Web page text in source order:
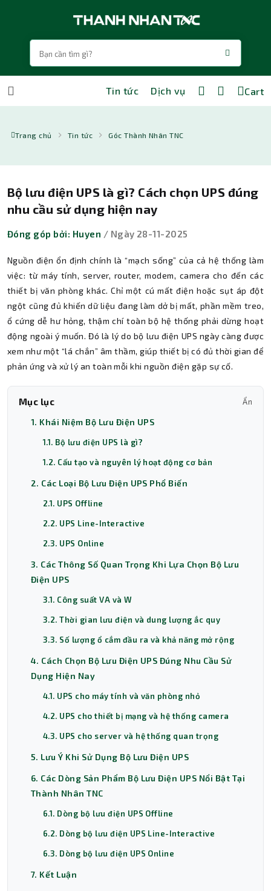
Tin tức Dịch vụ Cart
Trang chủ Tin tức Góc Thành Nhân TNC
Bộ lưu điện UPS là gì? Cách chọn UPS đúng
nhu cầu sử dụng hiện nay
Đóng góp bởi: Huyen / Ngày 28-11-2025
Nguồn điện ổn định chính là “mạch sống” của cả hệ thống làm
việc: từ máy tính, server, router, modem, camera cho đến các
thiết bị văn phòng khác. Chỉ một cú mất điện hoặc sụt áp đột
ngột cũng đủ khiến dữ liệu đang làm dở bị mất, phần mềm treo,
ổ cứng dễ hư hỏng, thậm chí toàn bộ hệ thống phải dừng hoạt
động ngoài ý muốn. Đó là lý do bộ lưu điện UPS ngày càng được
xem như một “lá chắn” âm thầm, giúp thiết bị có đủ thời gian để
phản ứng và xử lý an toàn mỗi khi nguồn điện gặp sự cố.
Mục lục Ẩn
1. Khái Niệm Bộ Lưu Điện UPS
1.1. Bộ lưu điện UPS là gì?
1.2. Cấu tạo và nguyên lý hoạt động cơ bản
2. Các Loại Bộ Lưu Điện UPS Phổ Biến
2.1. UPS Offline
2.2. UPS Line-Interactive
2.3. UPS Online
3. Các Thông Số Quan Trọng Khi Lựa Chọn Bộ Lưu
Điện UPS
3.1. Công suất VA và W
3.2. Thời gian lưu điện và dung lượng ắc quy
3.3. Số lượng ổ cắm đầu ra và khả năng mở rộng
4. Cách Chọn Bộ Lưu Điện UPS Đúng Nhu Cầu Sử
Dụng Hiện Nay
4.1. UPS cho máy tính và văn phòng nhỏ
4.2. UPS cho thiết bị mạng và hệ thống camera
4.3. UPS cho server và hệ thống quan trọng
5. Lưu Ý Khi Sử Dụng Bộ Lưu Điện UPS
6. Các Dòng Sản Phẩm Bộ Lưu Điện UPS Nổi Bật Tại
Thành Nhân TNC
6.1. Dòng bộ lưu điện UPS Offline
6.2. Dòng bộ lưu điện UPS Line-Interactive
6.3. Dòng bộ lưu điện UPS Online
7. Kết Luận